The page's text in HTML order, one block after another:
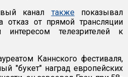
канал такжепоказывал
отказ от прямой трансляции
интересом телезрителей к
Каннского фестиваля,
"букет" наград европейских